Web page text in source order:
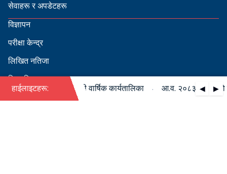
सेवाहरू र अपडेटहरू
विज्ञापन
परीक्षा केन्द्र
लिखित नतिजा
सिफारिस
हाईलाइटहरू: ◀ ▶
०८४ को पदपूर्ति सम्बन्धी वार्षिक कार्यतालिका आ.व. २०८३/०८४ को